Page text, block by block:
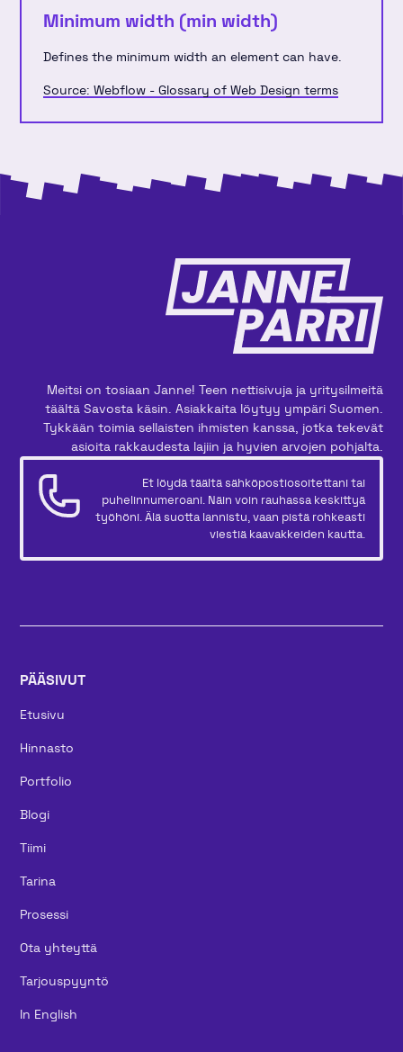
Minimum width (min width)
Defines the minimum width an element can have.
Source: Webflow - Glossary of Web Design terms
Meitsi on tosiaan Janne! Teen nettisivuja ja yritysilmeitä
täältä Savosta käsin. Asiakkaita löytyy ympäri Suomen.
Tykkään toimia sellaisten ihmisten kanssa, jotka tekevät
asioita rakkaudesta lajiin ja hyvien arvojen pohjalta.
Et löydä täältä sähköpostiosoitettani tai
puhelinnumeroani. Näin voin rauhassa keskittyä
työhöni. Älä suotta lannistu, vaan pistä rohkeasti
viestiä kaavakkeiden kautta.
PÄÄSIVUT
Etusivu
Hinnasto
Portfolio
Blogi
Tiimi
Tarina
Prosessi
Ota yhteyttä
Tarjouspyyntö
In English